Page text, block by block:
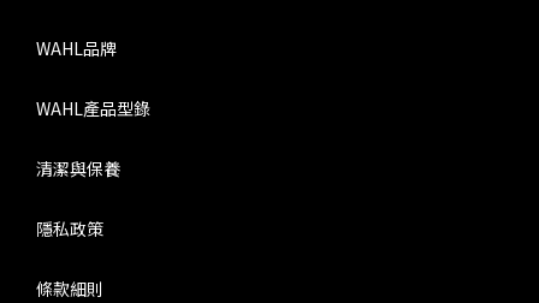
WAHL品牌
WAHL產品型錄
清潔與保養
隱私政策
條款細則